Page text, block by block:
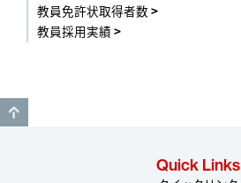
教員免許状取得者数
教員採用実績
Quick Links